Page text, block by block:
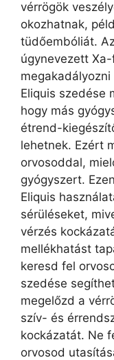
vérrögök
okozhatnak,
tüdőembóliát.
úgynevezett
Eliquis szedése
hogy más
étrend-
lehetnek. Ezért
orvosoddal,
gyógyszert.
Eliquis
sérüléseket,
vérzés
mellékhatást
keresd fel
szedése
megelőzd a
szív- és
kockázatát. Ne
orvosod